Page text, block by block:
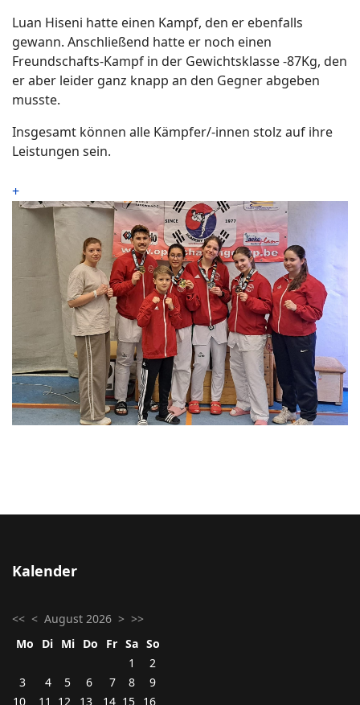
Luan Hiseni hatte einen Kampf, den er ebenfalls
gewann. Anschließend hatte er noch einen
Freundschafts-Kampf in der Gewichtsklasse -87Kg, den
er aber leider ganz knapp an den Gegner abgeben
musste.
Insgesamt können alle Kämpfer/-innen stolz auf ihre
Leistungen sein.
+
Kalender
<< < August 2026 > >>
Mo
Di Mi Do Fr Sa So
1
2
3
4 5 6 7 8
9
10
11 12 13 14 15 16